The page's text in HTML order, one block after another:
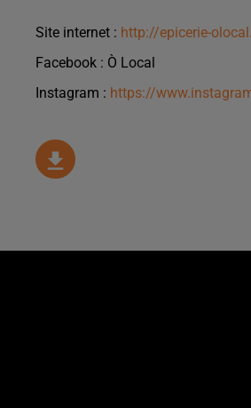
Site internet : http://epicerie-
Facebook : Ò Local
Instagram : https://